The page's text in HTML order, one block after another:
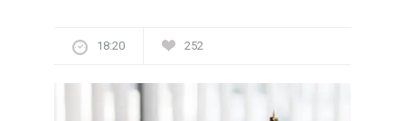
18:20 252